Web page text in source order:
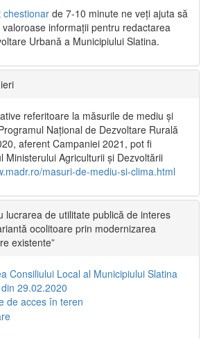
chestionar de 7-10 minute ne veți ajuta să
informații pentru redactarea
Urbană a Municipiului Slatina.
referitoare la măsurile de mediu și
Național de Dezvoltare Rurală
aferent Campaniei 2021, pot fi
Ministerului Agriculturii și Dezvoltării
masuri-de-mediu-si-clima.html
lucrarea de utilitate publică de interes
ocolitoare prin modernizarea
existente”
Consiliului Local al Municipiului Slatina
29.02.2020
de acces în teren